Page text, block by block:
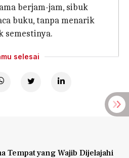
berjam-jam, sibuk
buku, tanpa menarik
semestinya.
selesai
Tempat yang Wajib Dijelajahi